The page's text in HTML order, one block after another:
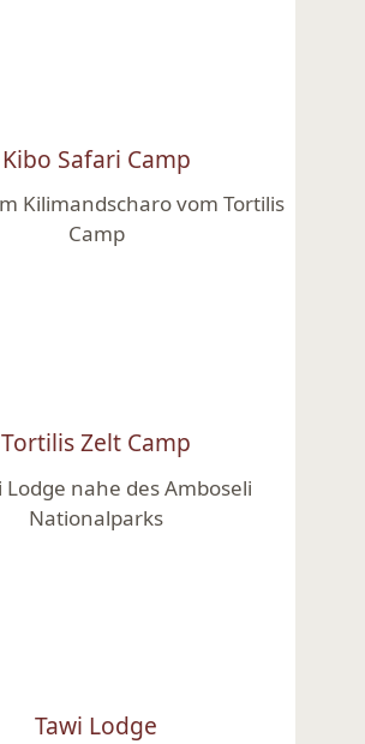
Kibo Safari Camp
Ansehen
Tortilis Zelt Camp
Ansehen
Tawi Lodge